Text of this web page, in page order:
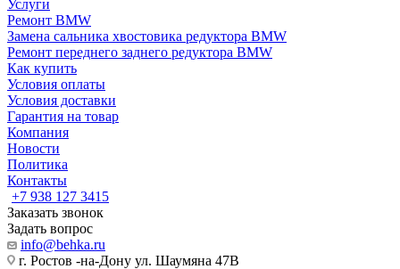
Услуги
Ремонт BMW
Замена сальника хвостовика редуктора BMW
Ремонт переднего заднего редуктора BMW
Как купить
Условия оплаты
Условия доставки
Гарантия на товар
Компания
Новости
Политика
Контакты
+7 938 127 3415
Заказать звонок
Задать вопрос
info@behka.ru
г. Ростов -на-Дону ул. Шаумяна 47В